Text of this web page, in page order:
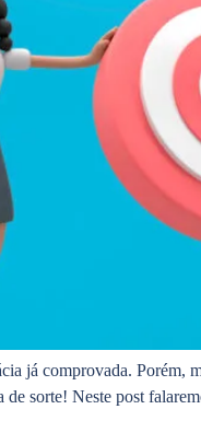
já comprovada. Porém,
de sorte! Neste post